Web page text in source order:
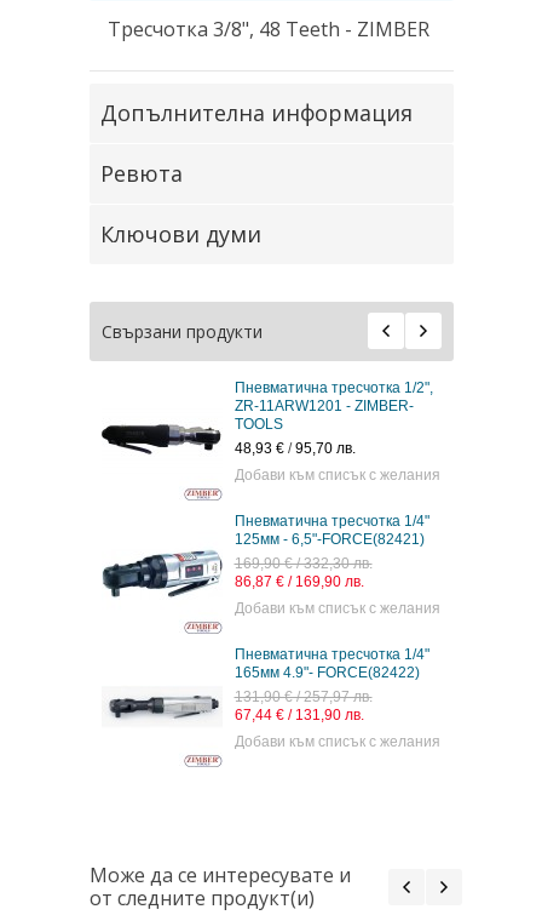
Тресчотка 3/8", 48 Teeth - ZIMBER
Допълнителна информация
Ревюта
Ключови думи
Свързани продукти
Пневматична тресчотка 1/2",
ZR-11ARW1201 - ZIMBER-
TOOLS
48,93 €/95,70 лв.
Добави към списък с желания
Пневматична тресчотка 1/4"
125мм - 6,5"-FORCE(82421)
169,90 € / 332,30 лв.
86,87 € / 169,90 лв.
Добави към списък с желания
Пневматична тресчотка 1/4"
165мм 4.9"- FORCE(82422)
131,90 € / 257,97 лв.
67,44 € / 131,90 лв.
Добави към списък с желания
Може да се интересувате и
от следните продукт(и)